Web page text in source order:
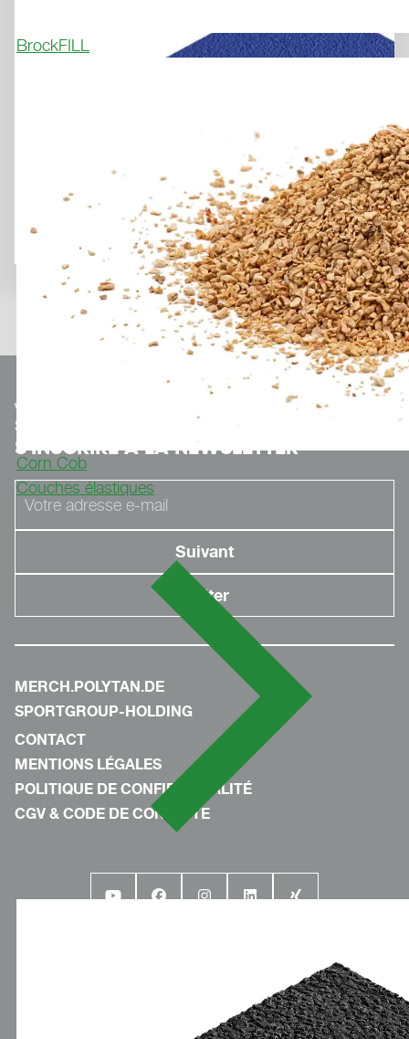
BrockFILL
Corn Cob
Couches élastiques
We make
Sport.
S'INSCRIRE À LA NEWSLETTER
MERCH.POLYTAN.DE
SPORTGROUP-HOLDING
CONTACT
MENTIONS LÉGALES
POLITIQUE DE CONFIDENTIALITÉ
CGV & CODE DE CONDUITE